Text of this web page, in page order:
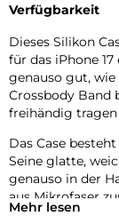
Verfügbarkeit
Dieses Silikon
für das iPhone
genauso gut, wie
Crossbody Band
freihändig tragen
Das Case
Seine glatte,
genauso in der
aus Mikrofaser
Mehr lesen